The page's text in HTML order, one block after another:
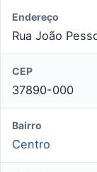
Endereço
Rua João
CEP
37890-000
Bairro
Centro